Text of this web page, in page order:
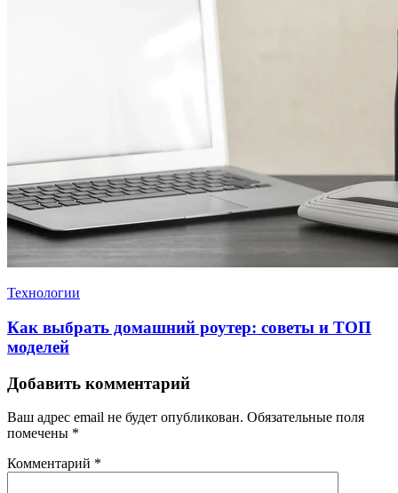
Технологии
Как выбрать домашний роутер: советы и ТОП
моделей
Добавить комментарий
Ваш адрес email не будет опубликован. Обязательные поля
помечены *
Комментарий *